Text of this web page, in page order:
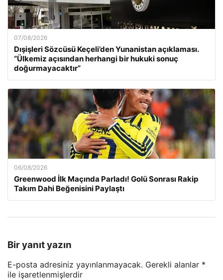
07/08/2026
Dışişleri Sözcüsü Keçeli’den Yunanistan açıklaması.
“Ülkemiz açısından herhangi bir hukuki sonuç
doğurmayacaktır”
06/08/2026
Greenwood İlk Maçında Parladı! Golü Sonrası Rakip
Takım Dahi Beğenisini Paylaştı
Bir yanıt yazın
E-posta adresiniz yayınlanmayacak. Gerekli alanlar *
ile işaretlenmişlerdir